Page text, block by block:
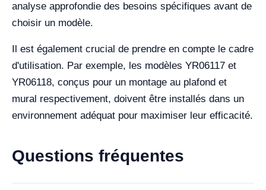
analyse approfondie des besoins spécifiques avant de
choisir un modèle.
Il est également crucial de prendre en compte le cadre
d'utilisation. Par exemple, les modèles YR06117 et
YR06118, conçus pour un montage au plafond et
mural respectivement, doivent être installés dans un
environnement adéquat pour maximiser leur efficacité.
Questions fréquentes